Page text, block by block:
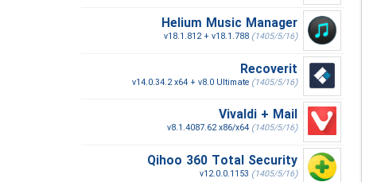
Helium Music Manager
v18.1.812 + v18.1.788 (1405/5/16)
Recoverit
v14.0.34.2 x64 + v8.0 Ultimate (1405/5/16)
Vivaldi + Mail
v8.1.4087.62 x86/x64 (1405/5/16)
Qihoo 360 Total Security
v12.0.0.1153 (1405/5/16)